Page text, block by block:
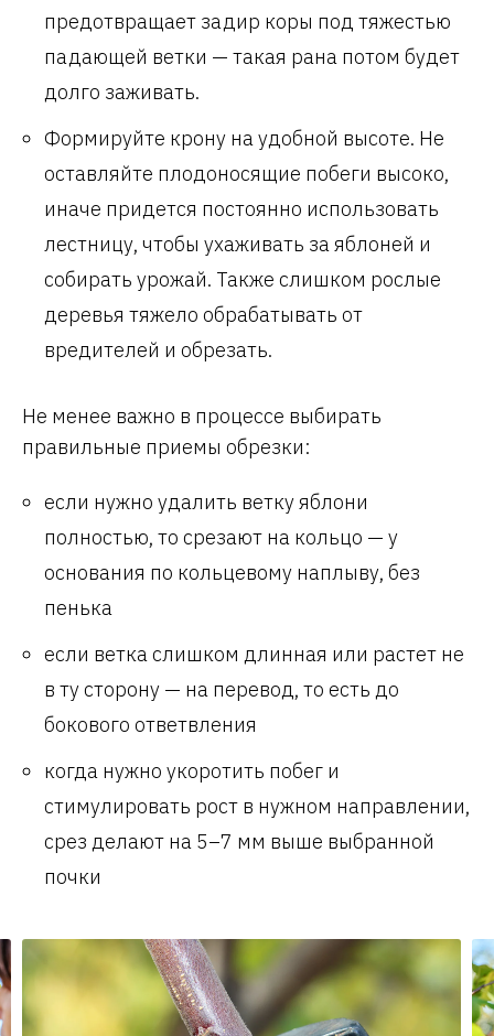
предотвращает задир коры под тяжестью
падающей ветки — такая рана потом будет
долго заживать.
Формируйте крону на удобной высоте. Не
оставляйте плодоносящие побеги высоко,
иначе придется постоянно использовать
лестницу, чтобы ухаживать за яблоней и
собирать урожай. Также слишком рослые
деревья тяжело обрабатывать от
вредителей и обрезать.
Не менее важно в процессе выбирать
правильные приемы обрезки:
если нужно удалить ветку яблони
полностью, то срезают на кольцо — у
основания по кольцевому наплыву, без
пенька
если ветка слишком длинная или растет не
в ту сторону — на перевод, то есть до
бокового ответвления
когда нужно укоротить побег и
стимулировать рост в нужном направлении,
срез делают на 5–7 мм выше выбранной
почки